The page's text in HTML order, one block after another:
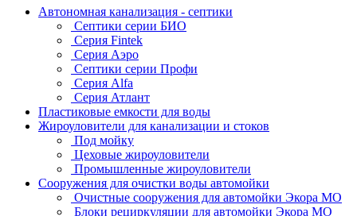
Автономная канализация - септики
Септики серии БИО
Серия Fintek
Серия Аэро
Септики серии Профи
Серия Alfa
Серия Атлант
Пластиковые емкости для воды
Жироуловители для канализации и стоков
Под мойку
Цеховые жироуловители
Промышленные жироуловители
Сооружения для очистки воды автомойки
Очистные сооружения для автомойки Экора МО
Блоки рециркуляции для автомойки Экора МО